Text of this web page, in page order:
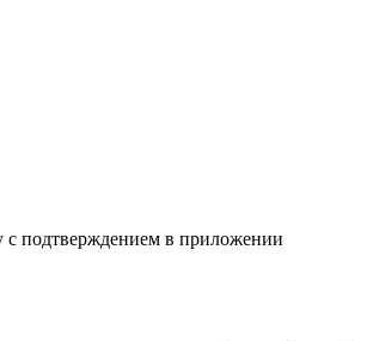
подтверждением в приложении